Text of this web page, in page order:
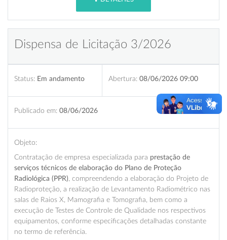
Dispensa de Licitação 3/2026
Status: Em andamento Abertura: 08/06/2026 09:00
Publicado em: 08/06/2026
Objeto:
Contratação de empresa especializada para prestação de
serviços técnicos de elaboração do Plano de Proteção
Radiológica (PPR) , compreendendo a elaboração do Projeto de
Radioproteção, a realização de Levantamento Radiométrico nas
salas de Raios X, Mamografia e Tomografia, bem como a
execução de Testes de Controle de Qualidade nos respectivos
equipamentos, conforme especificações detalhadas constante
no termo de referência.